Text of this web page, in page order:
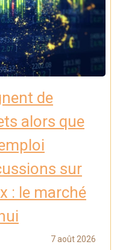
de
alors que
sur
: le marché
7 août 2026